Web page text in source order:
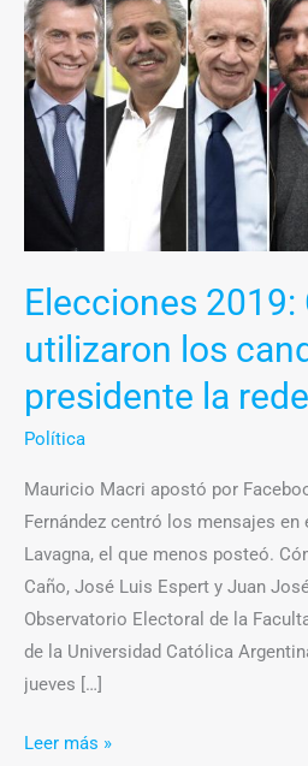
Elecciones 2019:
utilizaron los
presidente la
Política
Mauricio Macri apostó por
Fernández centró los mensajes en
Lavagna, el que menos posteó.
Caño, José Luis Espert y Juan
Observatorio Electoral de la
de la Universidad Católica
jueves […]
2019:
Cómo
utilizaron
los
candidatos
presidente
la
redes
sociales
Leer más »